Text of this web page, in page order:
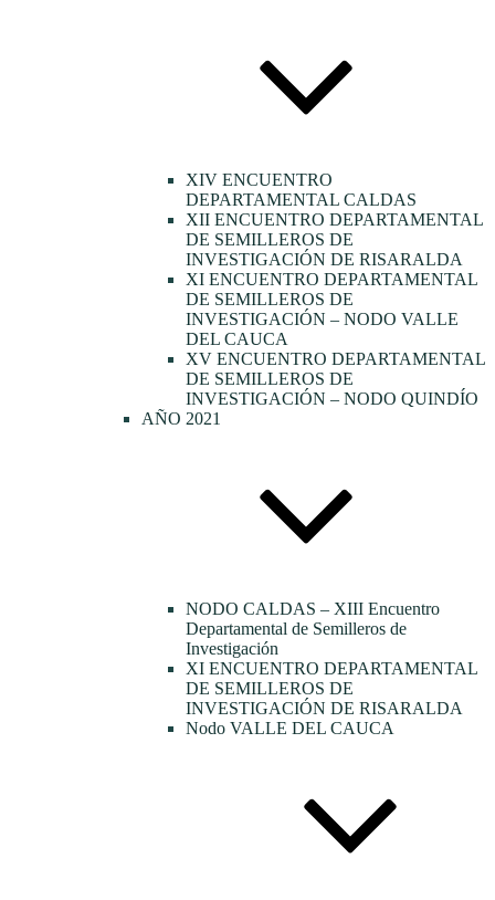
XIV ENCUENTRO
DEPARTAMENTAL CALDAS
XII ENCUENTRO DEPARTAMENTAL
DE SEMILLEROS DE
INVESTIGACIÓN DE RISARALDA
XI ENCUENTRO DEPARTAMENTAL
DE SEMILLEROS DE
INVESTIGACIÓN – NODO VALLE
DEL CAUCA
XV ENCUENTRO DEPARTAMENTAL
DE SEMILLEROS DE
INVESTIGACIÓN – NODO QUINDÍO
AÑO 2021
NODO CALDAS – XIII Encuentro
Departamental de Semilleros de
Investigación
XI ENCUENTRO DEPARTAMENTAL
DE SEMILLEROS DE
INVESTIGACIÓN DE RISARALDA
Nodo VALLE DEL CAUCA